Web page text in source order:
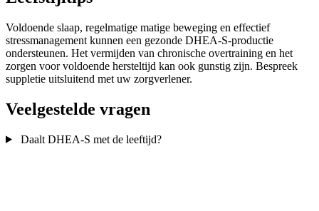
Voldoende slaap, regelmatige matige beweging en effectief
stressmanagement kunnen een gezonde DHEA-S-productie
ondersteunen. Het vermijden van chronische overtraining en het
zorgen voor voldoende hersteltijd kan ook gunstig zijn. Bespreek
suppletie uitsluitend met uw zorgverlener.
Veelgestelde vragen
Daalt DHEA-S met de leeftijd?